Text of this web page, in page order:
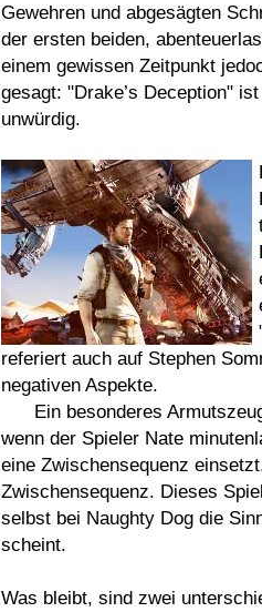
Gewehren und abgesägten
der ersten beiden,
einem gewissen Zeitpunkt
gesagt: "Drake’s Deception"
unwürdig.
referiert auch auf Stephen
negativen Aspekte.
Ein besonderes
wenn der Spieler Nate
eine Zwischensequenz
Zwischensequenz. Dieses
selbst bei Naughty Dog die
scheint.
Was bleibt, sind zwei